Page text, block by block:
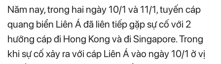
Năm nay, trong hai ngày 10/1 và 11/1, tuyến cáp
quang biển Liên Á đã liên tiếp gặp sự cố với 2
hướng cáp đi Hong Kong và đi Singapore. Trong
khi sự cố xảy ra với cáp Liên Á vào ngày 10/1 ở vị